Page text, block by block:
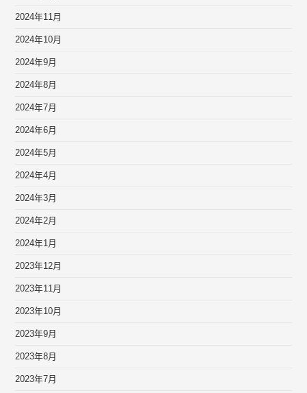
2024年11月
2024年10月
2024年9月
2024年8月
2024年7月
2024年6月
2024年5月
2024年4月
2024年3月
2024年2月
2024年1月
2023年12月
2023年11月
2023年10月
2023年9月
2023年8月
2023年7月